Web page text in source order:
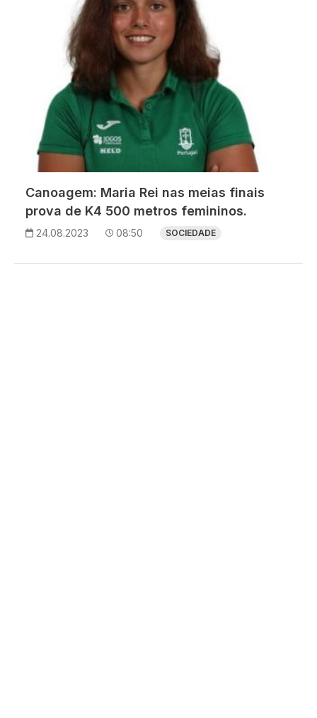
Canoagem: Maria Rei nas meias finais
prova de K4 500 metros femininos.
24.08.2023 08:50 SOCIEDADE